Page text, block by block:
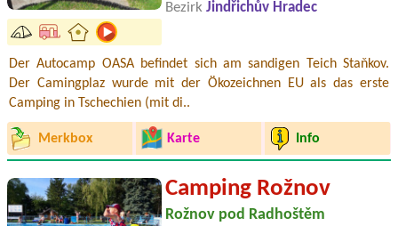
Bezirk Jindřichův Hradec
Der Autocamp OASA befindet sich am sandigen Teich Staňkov.
Der Camingplaz wurde mit der Ökozeichnen EU als das erste
Camping in Tschechien (mit di..
Merkbox Karte Info
Camping Rožnov
Rožnov pod Radhoštěm